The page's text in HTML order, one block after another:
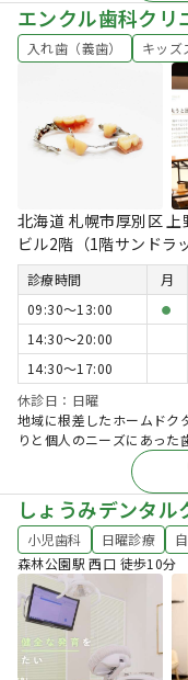
エンクル歯科クリ
入れ歯（義歯） キッズ
北海道 札幌市厚別区
ビル2階（1階サンドラ
診療時間 月
09:30〜13:00
●
14:30〜20:00
14:30〜17:00
休診日：日曜
地域に根差したホームドク
りと個人のニーズにあった
しょうみデンタル
小児歯科 日曜診療
森林公園駅 西口 徒歩10分